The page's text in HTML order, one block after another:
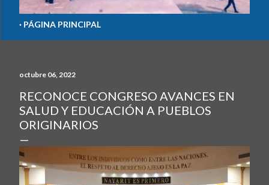
PÁGINA PRINCIPAL
octubre 06, 2022
RECONOCE CONGRESO AVANCES EN
SALUD Y EDUCACIÓN A PUEBLOS
ORIGINARIOS